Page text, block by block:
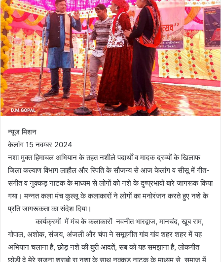
न्यूज मिशन
केलांग 15 नवम्बर 2024
नशा मुक्त हिमाचल अभियान के तहत नशीले पदार्थों व मादक द्रव्यों के खिलाफ
जिला कल्याण विभाग लाहौल और स्पिति के सौजन्य से आज केलांग व सीसू में गीत-
संगीत व नुक्कड़ नाटक के माध्यम से लोगों को नशे के दुष्प्रभावों बारे जागरूक किया
गया। मन्नत कला मंच कुल्लू के कलाकारों ने लोगों का मनोरंजन करते हुए नशे के
प्रति जागरूकता का संदेश दिया।
कार्यक्रमों में मंच के कलाकारों नवनीत भारद्वाज, मानचंद, खूब राम,
गोपाल, अशोक, संजय, अंजली और चंपा ने समूहगीत गांव गांव शहर शहर में यह
अभियान चलाना है, छोड़ नशे की बुरी आदतें, सब को यह समझाना है, लोकगीत
छोड़ी दे मेरे सजना शराबो रा नशा के साथ नुक्कड़ नाटक के माध्यम से समाज में